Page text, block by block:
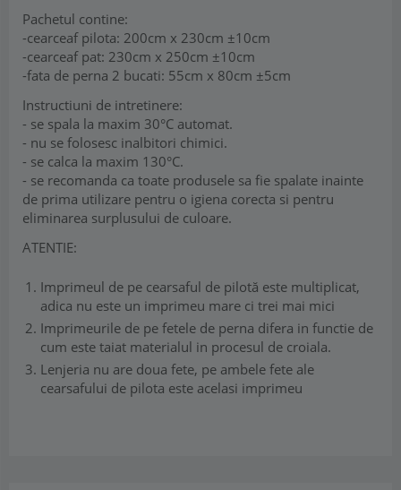
Pachetul contine:
-cearceaf pilota: 200cm x 230cm ±10cm
-cearceaf pat: 230cm x 250cm ±10cm
-fata de perna 2 bucati: 55cm x 80cm ±5cm
Instructiuni de intretinere:
- se spala la maxim 30°C automat.
- nu se folosesc inalbitori chimici.
- se calca la maxim 130°C.
- se recomanda ca toate produsele sa fie spalate inainte
de prima utilizare pentru o igiena corecta si pentru
eliminarea surplusului de culoare.
ATENTIE:
Imprimeul de pe cearsaful de pilotă este multiplicat,
adica nu este un imprimeu mare ci trei mai mici
Imprimeurile de pe fetele de perna difera in functie de
cum este taiat materialul in procesul de croiala.
Lenjeria nu are doua fete, pe ambele fete ale
cearsafului de pilota este acelasi imprimeu